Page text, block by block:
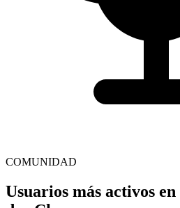
COMUNIDAD
Usuarios más activos